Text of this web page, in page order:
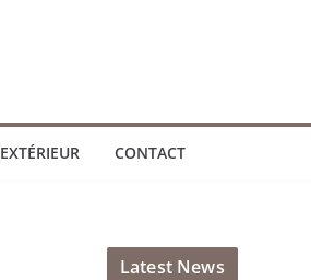
EXTÉRIEUR CONTACT
Latest News